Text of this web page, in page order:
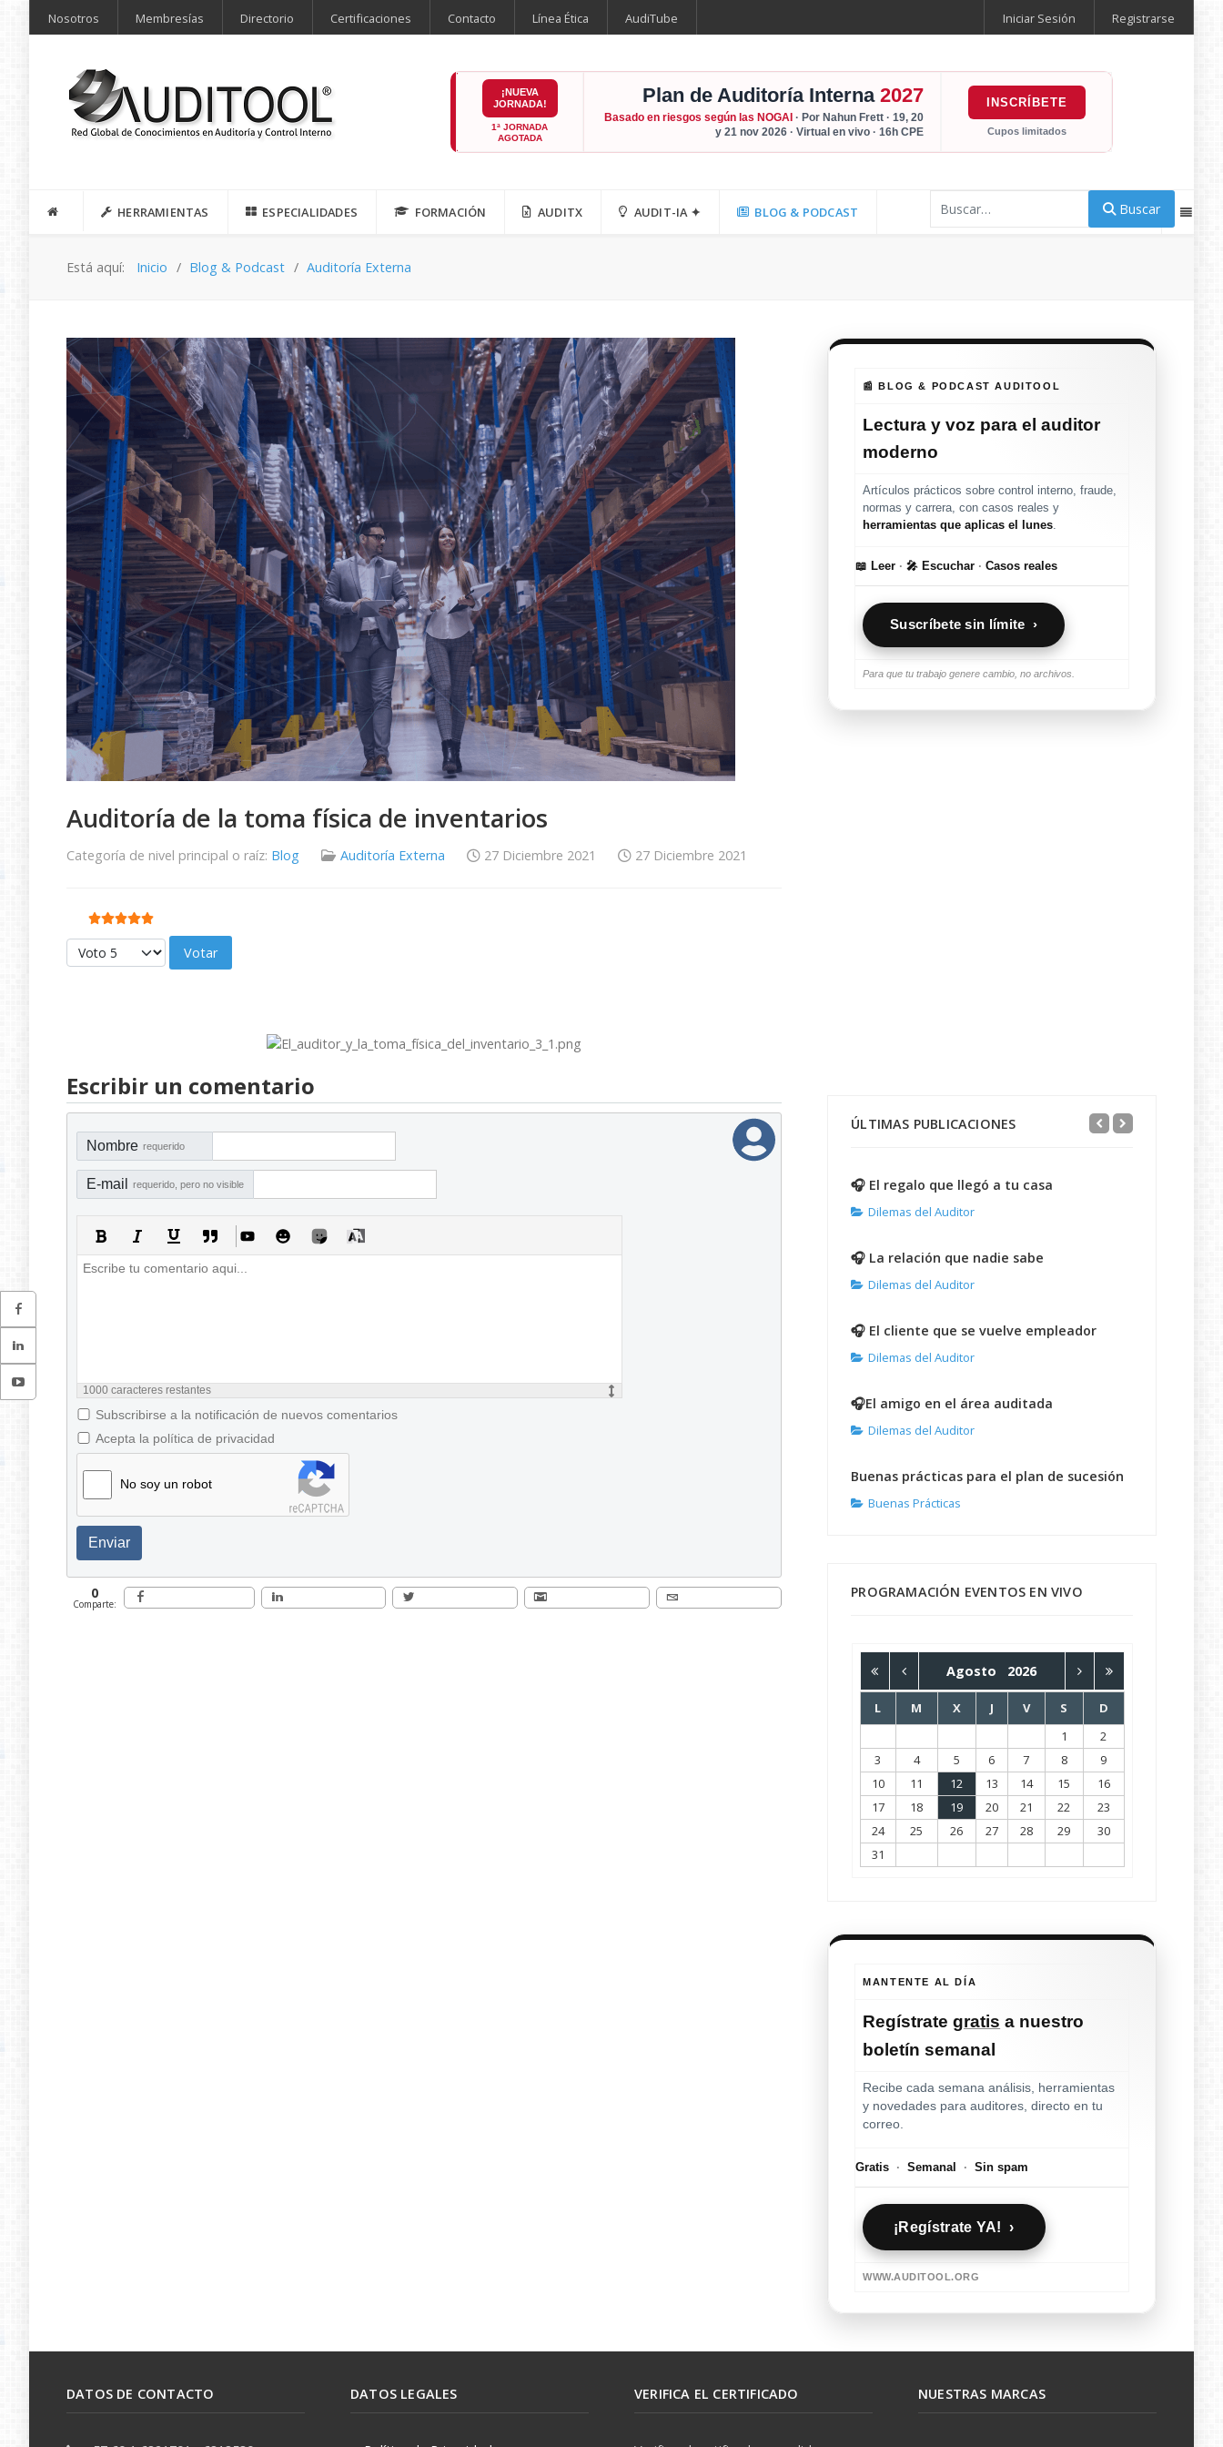
Nosotros Membresías Directorio Certificaciones Contacto Línea Ética AudiTube Iniciar Sesión Registrarse
¡NUEVA
JORNADA!
1ª JORNADA
AGOTADA
Plan de Auditoría Interna2027
Basado en riesgos según las NOGAI · Por Nahun Frett · 19, 20
y 21 nov 2026 · Virtual en vivo · 16h CPE
INSCRÍBETE
Cupos limitados
HERRAMIENTAS ESPECIALIDADES FORMACIÓN AUDITX AUDIT-IA ✦ BLOG & PODCAST Buscar
Está aquí: Inicio Blog & Podcast Auditoría Externa
Auditoría de la toma física de inventarios
Categoría de nivel principal o raíz: Blog Auditoría Externa 27 Diciembre 2021 27 Diciembre 2021
Ratio:5/5
Por favor, vote
Escribir un comentario
Nombre requerido
E-mail requerido, pero no visible
1000 caracteres restantes
Subscribirse a la notificación de nuevos comentarios
Acepta la política de privacidad
No soy un robot
Enviar
0
Comparte:
📰 BLOG & PODCAST AUDITOOL
Lectura y voz para el auditor
moderno
Artículos prácticos sobre control interno, fraude,
normas y carrera, con casos reales y
herramientas que aplicas el lunes
📖 Leer · 🎤 Escuchar · Casos reales
Suscríbete sin límite ›
Para que tu trabajo genere cambio, no archivos.
ÚLTIMAS PUBLICACIONES
🎧 El regalo que llegó a tu casa
Dilemas del Auditor
🎧 La relación que nadie sabe
Dilemas del Auditor
🎧 El cliente que se vuelve empleador
Dilemas del Auditor
🎧El amigo en el área auditada
Dilemas del Auditor
Buenas prácticas para el plan de sucesión
Buenas Prácticas
PROGRAMACIÓN EVENTOS EN VIVO
Agosto 2026
L M X J V S
D
1
2
3
4 5 6 7 8
9
10
11 12 13 14 15
16
17
18 19 20 21 22
23
24
25 26 27 28 29
30
31
MANTENTE AL DÍA
Regístrategratis a nuestro
boletín semanal
Recibe cada semana análisis, herramientas
y novedades para auditores, directo en tu
correo.
Gratis · Semanal · Sin spam
¡Regístrate YA! ›
WWW.AUDITOOL.ORG
DATOS DE CONTACTO DATOS LEGALES VERIFICA EL CERTIFICADO NUESTRAS MARCAS